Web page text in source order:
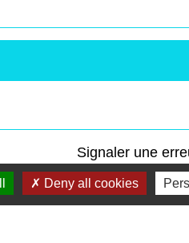
Signaler une
Deny all cookies